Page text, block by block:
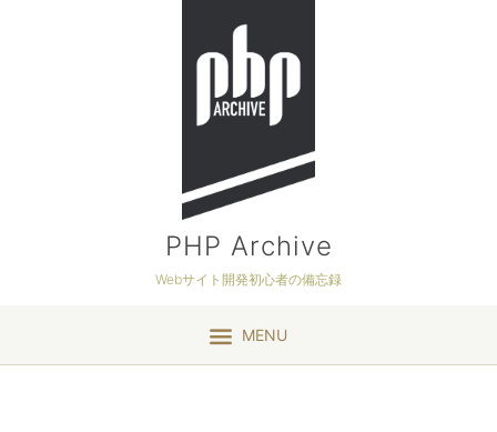
PHP Archive
Webサイト開発初心者の備忘録
MENU